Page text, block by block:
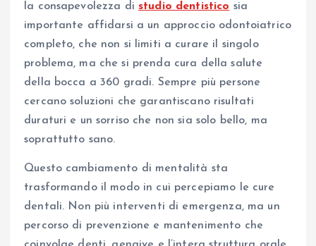
la consapevolezza distudio dentistico sia
importante affidarsi a un approccio odontoiatrico
completo, che non si limiti a curare il singolo
problema, ma che si prenda cura della salute
della bocca a 360 gradi. Sempre più persone
cercano soluzioni che garantiscano risultati
duraturi e un sorriso che non sia solo bello, ma
soprattutto sano.
Questo cambiamento di mentalità sta
trasformando il modo in cui percepiamo le cure
dentali. Non più interventi di emergenza, ma un
percorso di prevenzione e mantenimento che